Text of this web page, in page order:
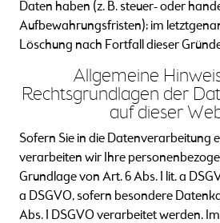
Daten haben (z. B. steuer- oder
Aufbewahrungsfristen); im
Löschung nach Fortfall dieser
Allgemeine
Rechtsgrundlagen der
auf dieser
Sofern Sie in die Datenverarbeitung
verarbeiten wir Ihre
Grundlage von Art. 6 Abs. 1 lit. a
a DSGVO, sofern besondere
Abs. 1 DSGVO verarbeitet werden.